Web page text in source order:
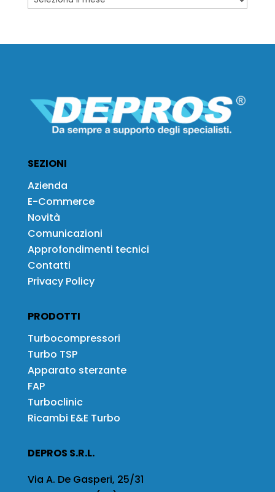
SEZIONI
Azienda
E-Commerce
Novità
Comunicazioni
Approfondimenti tecnici
Contatti
Privacy Policy
PRODOTTI
Turbocompressori
Turbo TSP
Apparato sterzante
FAP
Turboclinic
Ricambi E&E Turbo
DEPROS S.R.L.
Via A. De Gasperi, 25/31